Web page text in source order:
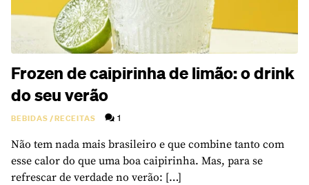
Frozen de caipirinha de limão: o drink
do seu verão
BEBIDAS/RECEITAS 1
Não tem nada mais brasileiro e que combine tanto com
esse calor do que uma boa caipirinha. Mas, para se
refrescar de verdade no verão: […]